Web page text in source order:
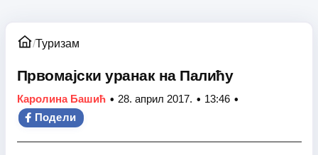
/Туризам
Првомајски уранак на Палићу
Каролина Башић • 28. април 2017. • 13:46 •
Подели